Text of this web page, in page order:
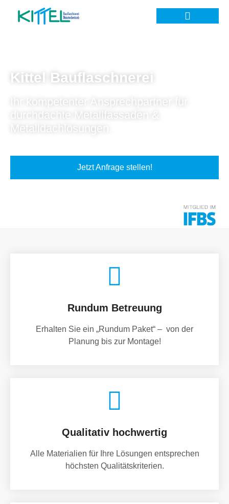
Kittel Bauflaschnerei
Ihr kompetenter Ansprechpartner für
durchdachte Metallfassaden &
Metalldachlösungen.
Jetzt Anfrage stellen!
Rundum Betreuung
Erhalten Sie ein „Rundum Paket“ – von der
Planung bis zur Montage!
Qualitativ hochwertig
Alle Materialien für Ihre Lösungen entsprechen
höchsten Qualitätskriterien.